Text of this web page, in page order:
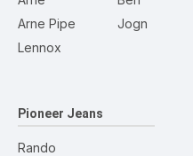
Arne Pipe
Lennox
Jogn
Pioneer Jeans
Rando